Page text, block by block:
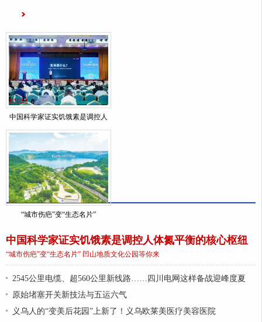
中国科学家证实饥饿素是调控人
“城市伤疤”变“生态名片”
中国科学家证实饥饿素是调控人体氮平衡的核心枢纽
“城市伤疤”变“生态名片” 凹山地质文化公园等你来
2545公里电缆、超560公里新线路……四川电网这样备战迎峰度夏
原始堵塞开关新技法与五运六气
义乌人的“变美后花园”上新了！义乌欧莱美医疗美容医院